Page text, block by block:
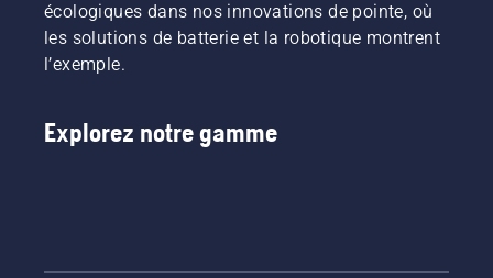
écologiques dans nos innovations de pointe, où
les solutions de batterie et la robotique montrent
l’exemple.
Explorez notre gamme